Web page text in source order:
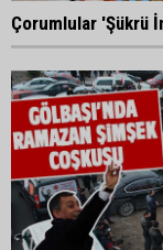
Çorumlular 'Şükrü